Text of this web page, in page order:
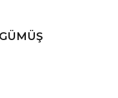
GÜMÜŞ